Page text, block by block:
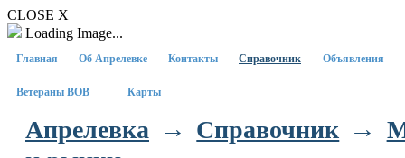
CLOSE X
Loading Image...
Главная Об Апрелевке Контакты Справочник Объявления
Ветераны ВОВ Карты
Апрелевка → Справочник →